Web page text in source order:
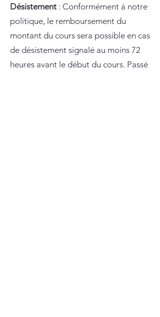
Désistement : Conformément à notre
politique, le remboursement du
montant du cours sera possible en cas
de désistement signalé au moins 72
heures avant le début du cours. Passé